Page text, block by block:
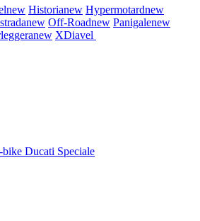
new Historianew Hypermotardnew
new Off-Roadnew Panigalenew
new XDiavel
bike Ducati Speciale